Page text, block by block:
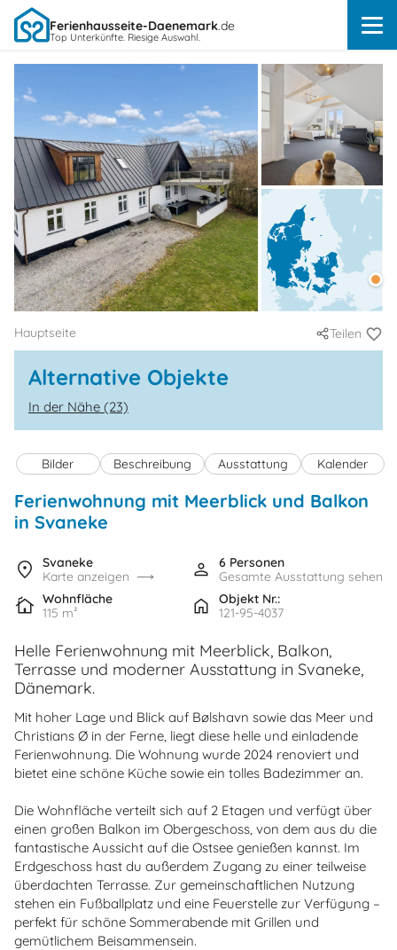
Ferienhausseite-Daenemark.de
Top Unterkünfte. Riesige Auswahl.
Hauptseite Teilen
Alternative Objekte
In der Nähe (23)
Bilder Beschreibung Ausstattung Kalender
Ferienwohnung mit Meerblick und Balkon
in Svaneke
Svaneke
Karte anzeigen
6 Personen
Gesamte Ausstattung sehen
Wohnfläche
115 m²
Objekt Nr.:
121-95-4037
Helle Ferienwohnung mit Meerblick, Balkon,
Terrasse und moderner Ausstattung in Svaneke,
Dänemark.
Mit hoher Lage und Blick auf Bølshavn sowie das Meer und
Christians Ø in der Ferne, liegt diese helle und einladende
Ferienwohnung. Die Wohnung wurde 2024 renoviert und
bietet eine schöne Küche sowie ein tolles Badezimmer an.
Die Wohnfläche verteilt sich auf 2 Etagen und verfügt über
einen großen Balkon im Obergeschoss, von dem aus du die
fantastische Aussicht auf die Ostsee genießen kannst. Im
Erdgeschoss hast du außerdem Zugang zu einer teilweise
überdachten Terrasse. Zur gemeinschaftlichen Nutzung
stehen ein Fußballplatz und eine Feuerstelle zur Verfügung –
perfekt für schöne Sommerabende mit Grillen und
gemütlichem Beisammensein.